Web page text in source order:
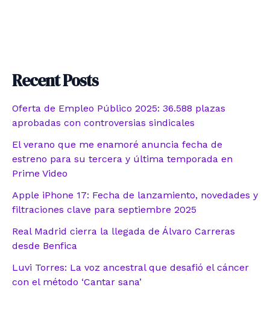
Recent Posts
Oferta de Empleo Público 2025: 36.588 plazas
aprobadas con controversias sindicales
El verano que me enamoré anuncia fecha de
estreno para su tercera y última temporada en
Prime Video
Apple iPhone 17: Fecha de lanzamiento, novedades y
filtraciones clave para septiembre 2025
Real Madrid cierra la llegada de Álvaro Carreras
desde Benfica
Luvi Torres: La voz ancestral que desafió el cáncer
con el método ‘Cantar sana’